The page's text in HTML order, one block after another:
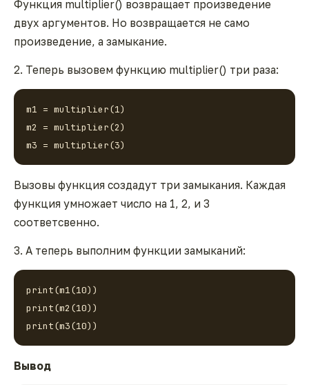
Функция multiplier() возвращает произведение
двух аргументов. Но возвращается не само
произведение, а замыкание.
2. Теперь вызовем функцию multiplier() три раза:
m1 = multiplier(1)
m2 = multiplier(2)
m3 = multiplier(3)
Вызовы функция создадут три замыкания. Каждая
функция умножает число на 1, 2, и 3
соответсвенно.
3. А теперь выполним функции замыканий:
print(m1(10))
print(m2(10))
print(m3(10))
Вывод